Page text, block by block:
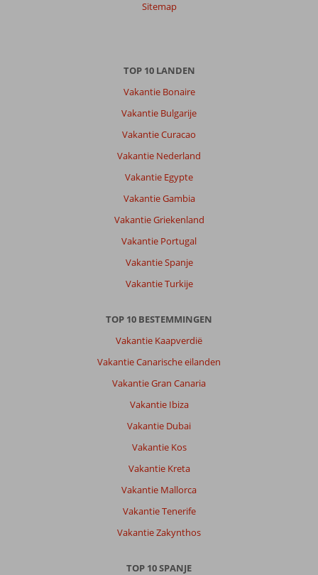
Sitemap
TOP 10 LANDEN
Vakantie Bonaire
Vakantie Bulgarije
Vakantie Curacao
Vakantie Nederland
Vakantie Egypte
Vakantie Gambia
Vakantie Griekenland
Vakantie Portugal
Vakantie Spanje
Vakantie Turkije
TOP 10 BESTEMMINGEN
Vakantie Kaapverdië
Vakantie Canarische eilanden
Vakantie Gran Canaria
Vakantie Ibiza
Vakantie Dubai
Vakantie Kos
Vakantie Kreta
Vakantie Mallorca
Vakantie Tenerife
Vakantie Zakynthos
TOP 10 SPANJE